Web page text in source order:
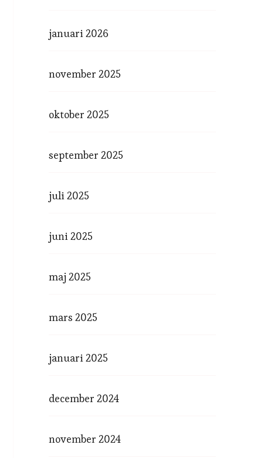
januari 2026
november 2025
oktober 2025
september 2025
juli 2025
juni 2025
maj 2025
mars 2025
januari 2025
december 2024
november 2024